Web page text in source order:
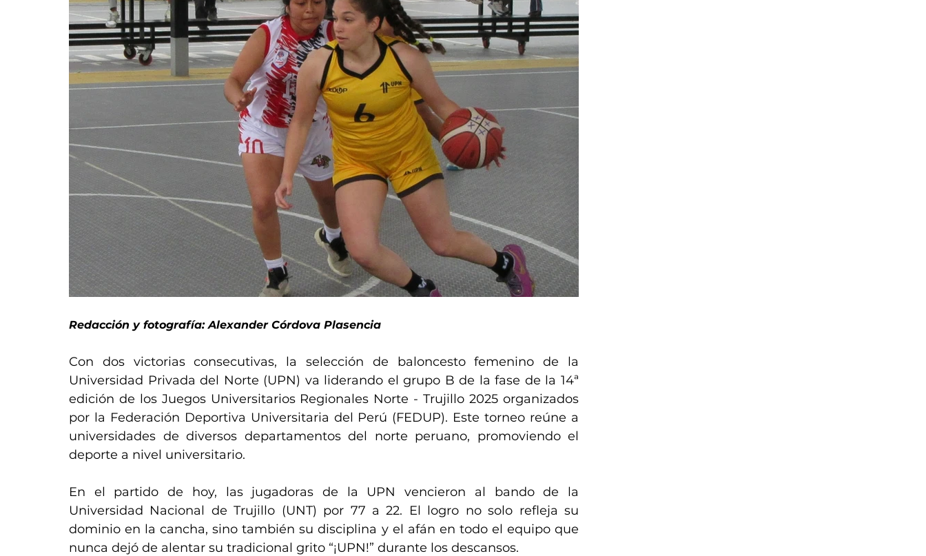
Redacción y fotografía: Alexander Córdova Plasencia
Con dos victorias consecutivas, la selección de baloncesto femenino de la
Universidad Privada del Norte (UPN) va liderando el grupo B de la fase de la 14ª
edición de los Juegos Universitarios Regionales Norte - Trujillo 2025 organizados
por la Federación Deportiva Universitaria del Perú (FEDUP). Este torneo reúne a
universidades de diversos departamentos del norte peruano, promoviendo el
deporte a nivel universitario.
En el partido de hoy, las jugadoras de la UPN vencieron al bando de la
Universidad Nacional de Trujillo (UNT) por 77 a 22. El logro no solo refleja su
dominio en la cancha, sino también su disciplina y el afán en todo el equipo que
nunca dejó de alentar su tradicional grito “¡UPN!” durante los descansos.